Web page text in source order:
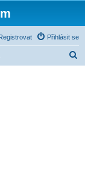
Přihlásit se